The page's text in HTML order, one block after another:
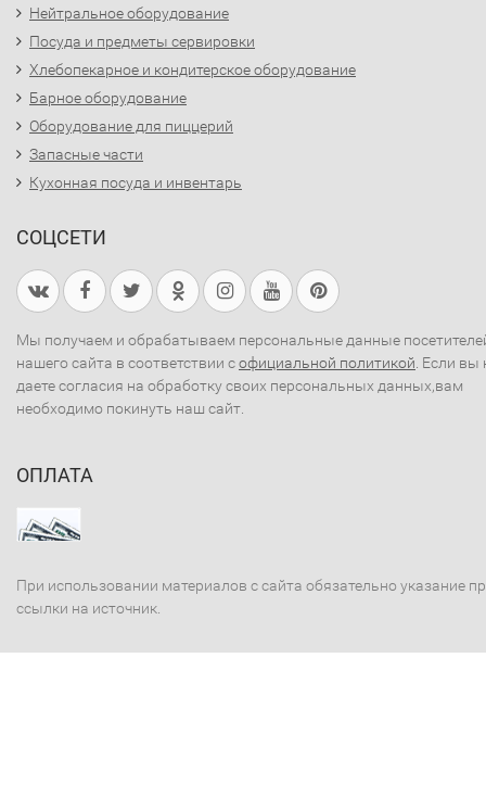
Нейтральное оборудование
Посуда и предметы сервировки
Хлебопекарное и кондитерское оборудование
Барное оборудование
Оборудование для пиццерий
Запасные части
Кухонная посуда и инвентарь
СОЦСЕТИ
Мы получаем и обрабатываем персональные данные
нашего сайта в соответствии софициальной политикой . Если вы
даете согласия на обработку своих персональных данных,вам
необходимо покинуть наш сайт.
ОПЛАТА
При использовании материалов с сайта обязательно указание
ссылки на источник.